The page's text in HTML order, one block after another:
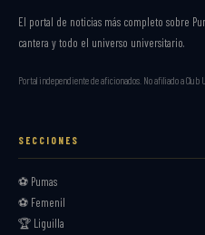
El portal de noticias más completo sobre
cantera y todo el universo universitario.
Portal independiente de aficionados. No afiliado a Club
SECCIONES
⚽ Pumas
⚽ Femenil
🏆 Liguilla